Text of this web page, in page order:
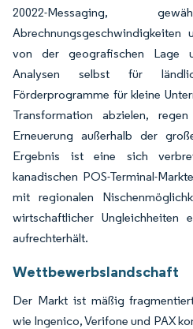
20022-Messaging,
von der geografischen Lage
Analysen selbst für
Förderprogramme für kleine
Transformation abzielen,
Erneuerung außerhalb der
Ergebnis ist eine sich
kanadischen POS-Terminal-
mit regionalen
wirtschaftlicher Ungleichheiten
aufrechterhält.
Wettbewerbslandschaft
Der Markt ist mäßig
wie Ingenico, Verifone und PAX